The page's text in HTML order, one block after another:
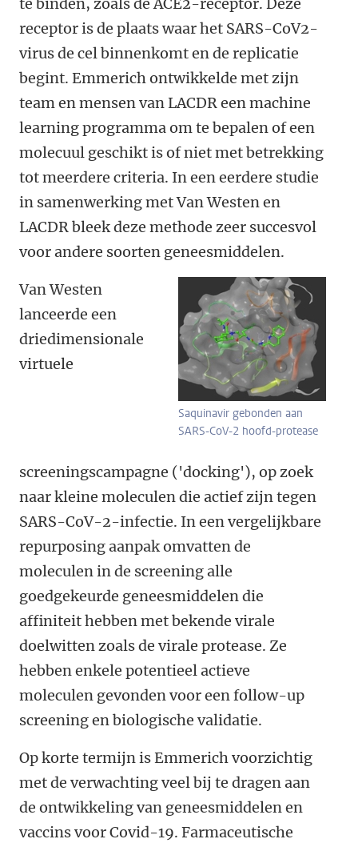
te binden, zoals de ACE2-receptor. Deze
receptor is de plaats waar het SARS-CoV2-
virus de cel binnenkomt en de replicatie
begint. Emmerich ontwikkelde met zijn
team en mensen van LACDR een machine
learning programma om te bepalen of een
molecuul geschikt is of niet met betrekking
tot meerdere criteria. In een eerdere studie
in samenwerking met Van Westen en
LACDR bleek deze methode zeer succesvol
voor andere soorten geneesmiddelen.
Saquinavir gebonden aan
SARS-CoV-2 hoofd-protease
Van Westen
lanceerde een
driedimensionale
virtuele
screeningscampagne ('docking'), op zoek
naar kleine moleculen die actief zijn tegen
SARS-CoV-2-infectie. In een vergelijkbare
repurposing aanpak omvatten de
moleculen in de screening alle
goedgekeurde geneesmiddelen die
affiniteit hebben met bekende virale
doelwitten zoals de virale protease. Ze
hebben enkele potentieel actieve
moleculen gevonden voor een follow-up
screening en biologische validatie.
Op korte termijn is Emmerich voorzichtig
met de verwachting veel bij te dragen aan
de ontwikkeling van geneesmiddelen en
vaccins voor Covid-19. Farmaceutische